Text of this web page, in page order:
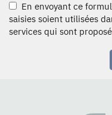
En envoyant ce
saisies soient utilisées
services qui sont